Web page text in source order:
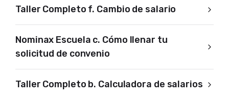
Taller Completo f. Cambio de salario
Nominax Escuela c. Cómo llenar tu
solicitud de convenio
Taller Completo b. Calculadora de salarios